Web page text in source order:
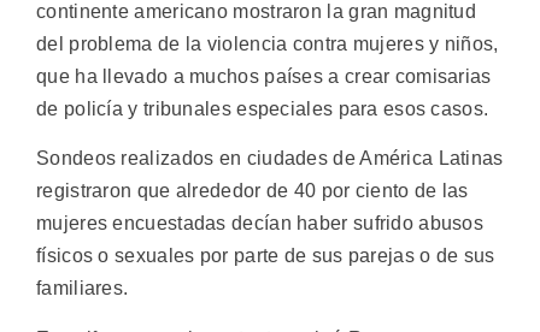
continente americano mostraron la gran magnitud
del problema de la violencia contra mujeres y niños,
que ha llevado a muchos países a crear comisarias
de policía y tribunales especiales para esos casos.
Sondeos realizados en ciudades de América Latinas
registraron que alrededor de 40 por ciento de las
mujeres encuestadas decían haber sufrido abusos
físicos o sexuales por parte de sus parejas o de sus
familiares.